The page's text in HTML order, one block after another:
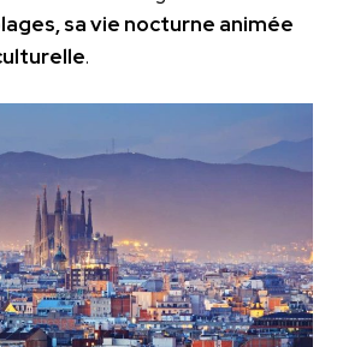
sa vie nocturne animée
.